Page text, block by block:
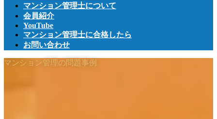
マンション管理士について
会員紹介
YouTube
マンション管理士に合格したら
お問い合わせ
マンション管理の問題事例